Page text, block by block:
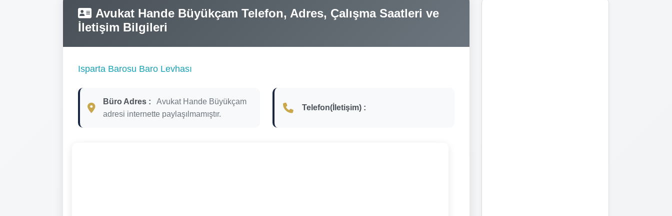
Avukat Hande Büyükçam Telefon, Adres, Çalışma Saatleri ve
İletişim Bilgileri
Isparta Barosu Baro Levhası
Büro Adres :
Avukat Hande Büyükçam
adresi internette paylaşılmamıştır.
Telefon(İletişim) :